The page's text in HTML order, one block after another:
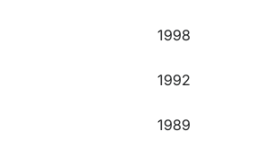
1998
1992
1989